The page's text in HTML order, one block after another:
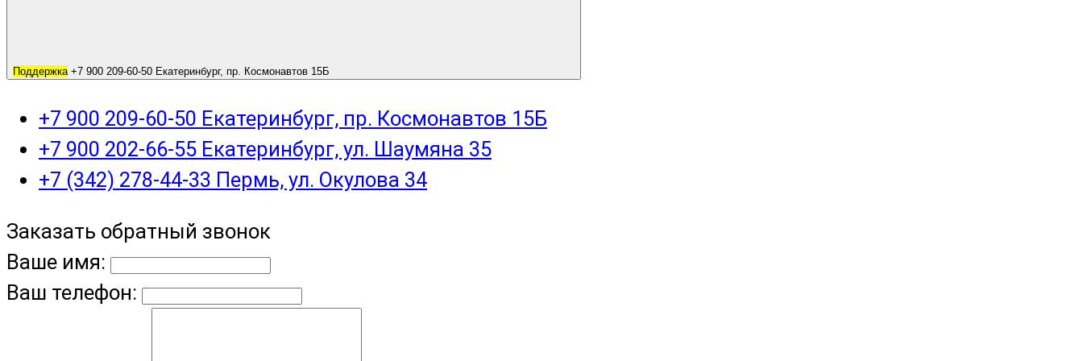
Поддержка +7 900 209-60-50 Екатеринбург, пр. Космонавтов 15Б
+7 900 209-60-50 Екатеринбург, пр. Космонавтов 15Б
+7 900 202-66-55 Екатеринбург, ул. Шаумяна 35
+7 (342) 278-44-33 Пермь, ул. Окулова 34
Заказать обратный звонок
Ваше имя:
Ваш телефон: